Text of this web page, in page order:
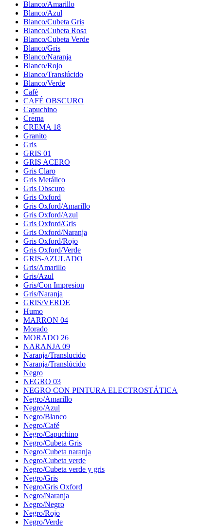
Blanco/Amarillo
Blanco/Azul
Blanco/Cubeta Gris
Blanco/Cubeta Rosa
Blanco/Cubeta Verde
Blanco/Gris
Blanco/Naranja
Blanco/Rojo
Blanco/Translúcido
Blanco/Verde
Café
CAFÉ OBSCURO
Capuchino
Crema
CREMA 18
Granito
Gris
GRIS 01
GRIS ACERO
Gris Claro
Gris Metálico
Gris Obscuro
Gris Oxford
Gris Oxford/Amarillo
Gris Oxford/Azul
Gris Oxford/Gris
Gris Oxford/Naranja
Gris Oxford/Rojo
Gris Oxford/Verde
GRIS-AZULADO
Gris/Amarillo
Gris/Azul
Gris/Con Impresion
Gris/Naranja
GRIS/VERDE
Humo
MARRON 04
Morado
MORADO 26
NARANJA 09
Naranja/Translucido
Naranja/Translúcido
Negro
NEGRO 03
NEGRO CON PINTURA ELECTROSTÁTICA
Negro/Amarillo
Negro/Azul
Negro/Blanco
Negro/Café
Negro/Capuchino
Negro/Cubeta Gris
Negro/Cubeta naranja
Negro/Cubeta verde
Negro/Cubeta verde y gris
Negro/Gris
Negro/Gris Oxford
Negro/Naranja
Negro/Negro
Negro/Rojo
Negro/Verde